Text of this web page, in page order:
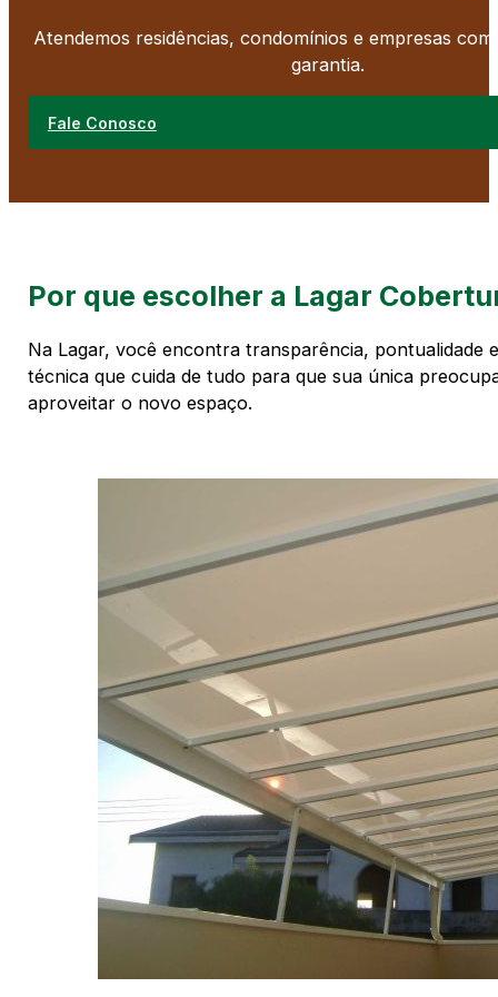
Atendemos residências, condomínios e empresas
garantia.
Fale Conosco
Por que escolher a Lagar
Na Lagar, você encontra transparência, pontualidade
técnica que cuida de tudo para que sua única
aproveitar o novo espaço.